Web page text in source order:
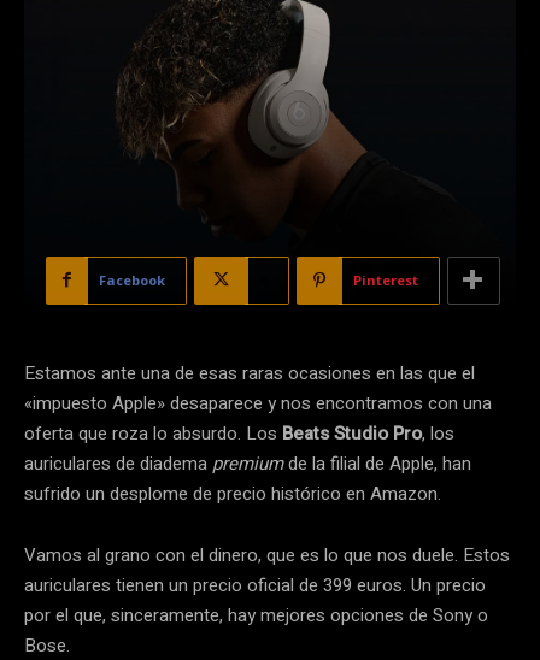
Facebook Pinterest
Estamos ante una de esas raras ocasiones en las que el
«impuesto Apple» desaparece y nos encontramos con una
oferta que roza lo absurdo. Los Beats Studio Pro, los
auriculares de diadema premiumde la filial de Apple, han
sufrido un desplome de precio histórico en Amazon.
Vamos al grano con el dinero, que es lo que nos duele. Estos
auriculares tienen un precio oficial de 399 euros. Un precio
por el que, sinceramente, hay mejores opciones de Sony o
Bose.